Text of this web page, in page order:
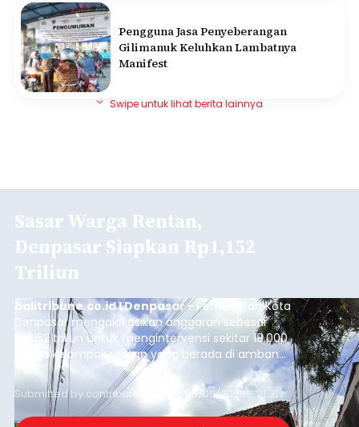
Pengguna Jasa Penyeberangan
Gilimanuk Keluhkan Lambatnya
Manifest
Swipe untuk lihat berita lainnya
Sasar Warga Rentan,
Denpasar Siapkan Rp1,152
Triliun
balitribune.co.id I Denpasar - Pemerintah Kota
Denpasar mengalokasikan anggaran sebesar
Rp1,152 triliun untuk mengintervensi sekitar 18.000
warga kelompok rentan yang berada di ambang
garis kemiskinan. Langkah strategis ini diambil
guna menjaga masyarakat yang berada pada
kelompok desil 5 dan 6 tersebut agar tidak
merosot ke kategori miskin.
Submitted by contributor Thu, 08/06/2026 - 21:31